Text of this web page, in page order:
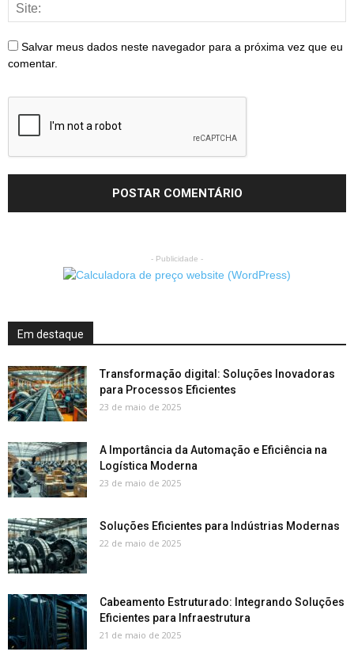
Salvar meus dados neste navegador para a próxima vez que eu
comentar.
- Publicidade -
Em destaque
Transformação digital: Soluções Inovadoras
para Processos Eficientes
23 de maio de 2025
A Importância da Automação e Eficiência na
Logística Moderna
23 de maio de 2025
Soluções Eficientes para Indústrias Modernas
22 de maio de 2025
Cabeamento Estruturado: Integrando Soluções
Eficientes para Infraestrutura
21 de maio de 2025